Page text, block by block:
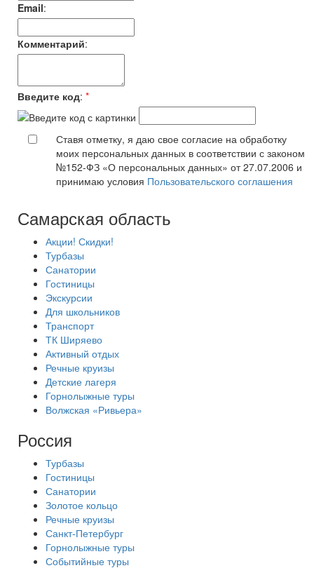
Email:
Комментарий:
Введите код: *
Ставя отметку, я даю свое согласие на обработку
моих персональных данных в соответствии с законом
№152-ФЗ «О персональных данных» от 27.07.2006 и
принимаю условия Пользовательского соглашения
Самарская область
Акции! Скидки!
Турбазы
Санатории
Гостиницы
Экскурсии
Для школьников
Транспорт
ТК Ширяево
Активный отдых
Речные круизы
Детские лагеря
Горнолыжные туры
Волжская «Ривьера»
Россия
Турбазы
Гостиницы
Санатории
Золотое кольцо
Речные круизы
Санкт-Петербург
Горнолыжные туры
Событийные туры